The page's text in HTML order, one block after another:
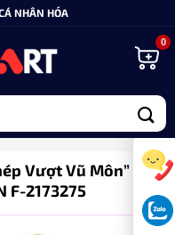
NHÂN HÓA
Vượt Vũ Môn”
F-2173275